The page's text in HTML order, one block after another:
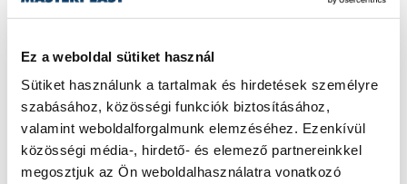
Ez a weboldal sütiket használ
Sütiket használunk a tartalmak és hirdetések személyre
szabásához, közösségi funkciók biztosításához,
valamint weboldalforgalmunk elemzéséhez. Ezenkívül
közösségi média-, hirdető- és elemező partnereinkkel
megosztjuk az Ön weboldalhasználatra vonatkozó
Küldetés
Büszkék vagyunk arra, hogy összetartó csapatként
versenyképes termékekkel és vevőorientált
szolgáltatásokkal támogatjuk partnereink fejlődését.